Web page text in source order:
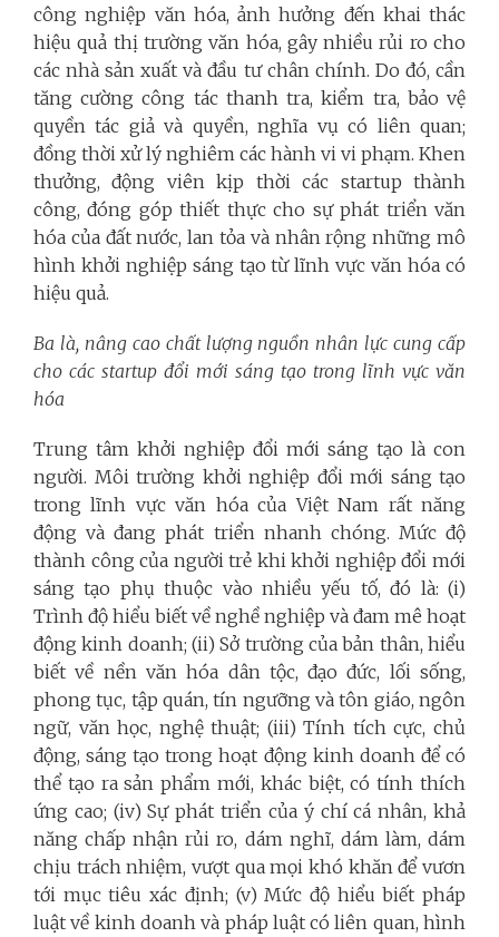
công nghiệp văn hóa, ảnh hưởng đến khai thác
hiệu quả thị trường văn hóa, gây nhiều rủi ro cho
các nhà sản xuất và đầu tư chân chính. Do đó, cần
tăng cường công tác thanh tra, kiểm tra, bảo vệ
quyền tác giả và quyền, nghĩa vụ có liên quan;
đồng thời xử lý nghiêm các hành vi vi phạm. Khen
thưởng, động viên kịp thời các startup thành
công, đóng góp thiết thực cho sự phát triển văn
hóa của đất nước, lan tỏa và nhân rộng những mô
hình khởi nghiệp sáng tạo từ lĩnh vực văn hóa có
hiệu quả.
Ba là, nâng cao chất lượng nguồn nhân lực cung cấp
cho các startup đổi mới sáng tạo trong lĩnh vực văn
hóa
Trung tâm khởi nghiệp đổi mới sáng tạo là con
người. Môi trường khởi nghiệp đổi mới sáng tạo
trong lĩnh vực văn hóa của Việt Nam rất năng
động và đang phát triển nhanh chóng. Mức độ
thành công của người trẻ khi khởi nghiệp đổi mới
sáng tạo phụ thuộc vào nhiều yếu tố, đó là: (i)
Trình độ hiểu biết về nghề nghiệp và đam mê hoạt
động kinh doanh; (ii) Sở trường của bản thân, hiểu
biết về nền văn hóa dân tộc, đạo đức, lối sống,
phong tục, tập quán, tín ngưỡng và tôn giáo, ngôn
ngữ, văn học, nghệ thuật; (iii) Tính tích cực, chủ
động, sáng tạo trong hoạt động kinh doanh để có
thể tạo ra sản phẩm mới, khác biệt, có tính thích
ứng cao; (iv) Sự phát triển của ý chí cá nhân, khả
năng chấp nhận rủi ro, dám nghĩ, dám làm, dám
chịu trách nhiệm, vượt qua mọi khó khăn để vươn
tới mục tiêu xác định; (v) Mức độ hiểu biết pháp
luật về kinh doanh và pháp luật có liên quan, hình